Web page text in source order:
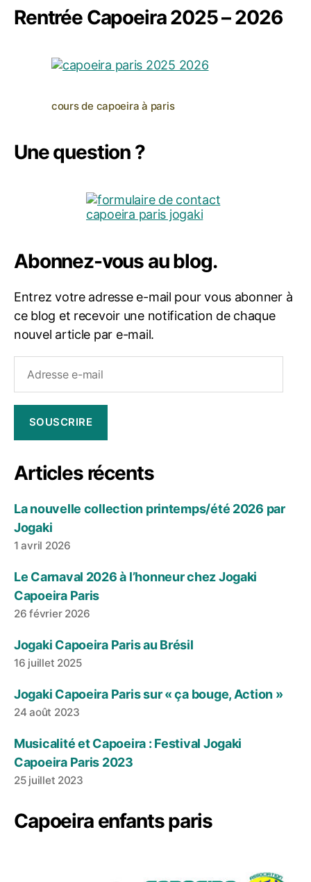
Rentrée Capoeira 2025 – 2026
cours de capoeira à paris
Une question ?
Abonnez-vous au blog.
Entrez votre adresse e-mail pour vous abonner à
ce blog et recevoir une notification de chaque
nouvel article par e-mail.
mail
SOUSCRIRE
Articles récents
La nouvelle collection printemps/été 2026 par
Jogaki
1 avril 2026
Le Carnaval 2026 à l’honneur chez Jogaki
Capoeira Paris
26 février 2026
Jogaki Capoeira Paris au Brésil
16 juillet 2025
Jogaki Capoeira Paris sur « ça bouge, Action »
24 août 2023
Musicalité et Capoeira : Festival Jogaki
Capoeira Paris 2023
25 juillet 2023
Capoeira enfants paris